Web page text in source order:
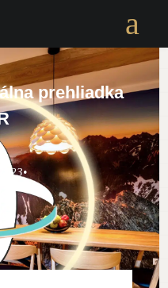
a
prehliadka